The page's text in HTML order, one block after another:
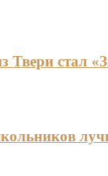
Твери стал